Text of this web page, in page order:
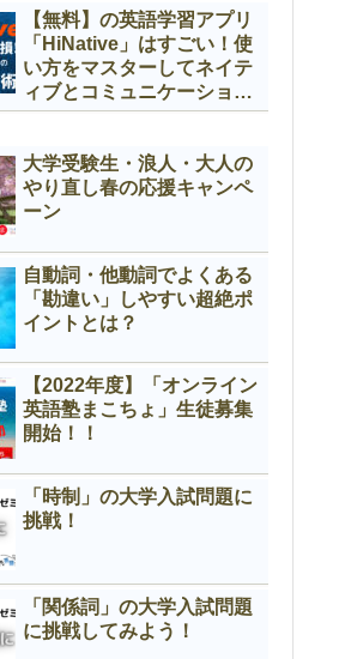
【無料】の英語学習アプリ
「HiNative」はすごい！使
い方をマスターしてネイテ
ィブとコミュニケーション
しよう！
大学受験生・浪人・大人の
やり直し春の応援キャンペ
ーン
自動詞・他動詞でよくある
「勘違い」しやすい超絶ポ
イントとは？
【2022年度】「オンライン
英語塾まこちょ」生徒募集
開始！！
「時制」の大学入試問題に
挑戦！
「関係詞」の大学入試問題
に挑戦してみよう！